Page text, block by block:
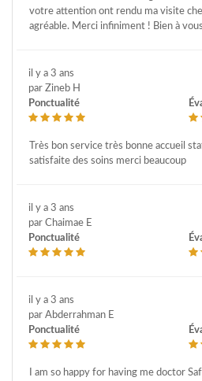
votre attention ont rendu ma visite
agréable. Merci infiniment ! Bien à
il y a 3 ans
par Zineb H
Ponctualité
Très bon service très bonne accueil
satisfaite des soins merci beaucoup
il y a 3 ans
par Chaimae E
Ponctualité
il y a 3 ans
par Abderrahman E
Ponctualité
I am so happy for having me doctor